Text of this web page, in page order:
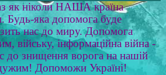
як ніколи НАША країна
Будь-яка допомога буде
нас до миру. Допомога
війську, інформаційна війна -
до знищення ворога на нашій
Допоможи Україні!